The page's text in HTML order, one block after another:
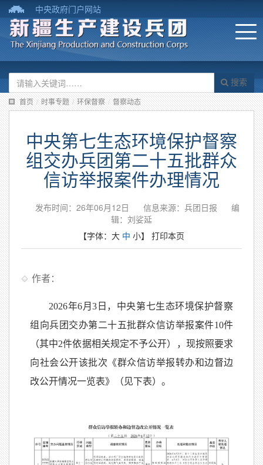
中央政府门户网站
搜索
首页 / 时事专题 / 环保督察 / 督察动态
中央第七生态环境保护督察
组交办兵团第二十五批群众
信访举报案件办理情况
发布时间：26年06月12日 信息来源：兵团日报
编
辑：刘娑延
【字体： 大 中 小】 打印本页
作者：
2026年6月3日，中央第七生态环境保护督察
组向兵团交办第二十五批群众信访举报案件10件
（其中2件依据相关规定不予公开），现按照要求
向社会公开该批次《群众信访举报转办和边督边
改公开情况一览表》（见下表）。